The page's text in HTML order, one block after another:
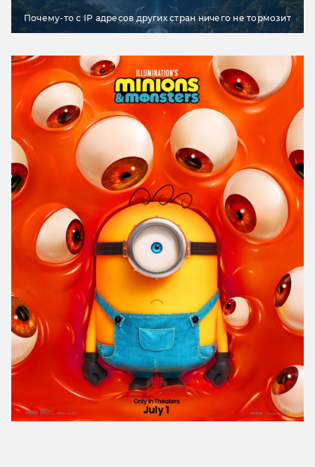
Почему-то с IP адресов других стран ничего не тормозит